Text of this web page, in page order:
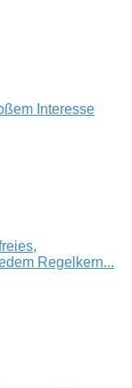
Interesse
Regelkern...